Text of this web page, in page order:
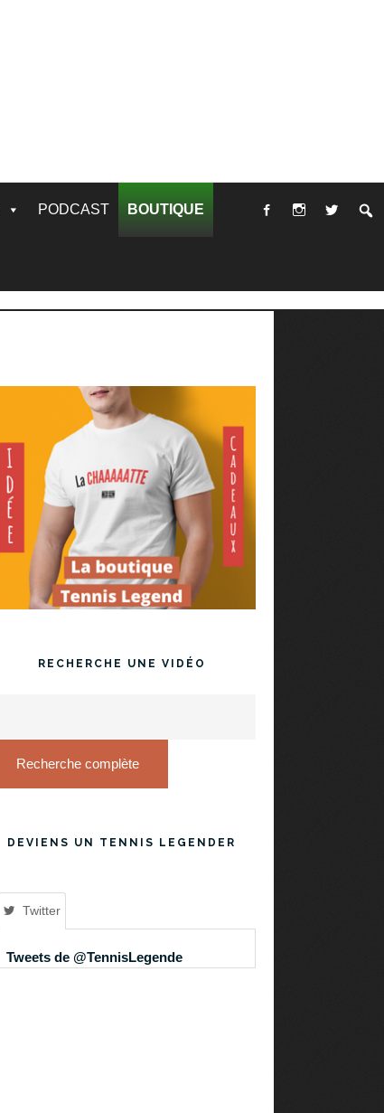
PODCAST BOUTIQUE
RECHERCHE UNE VIDÉO
Recherche complète
DEVIENS UN TENNIS LEGENDER
Twitter
Tweets de @TennisLegende